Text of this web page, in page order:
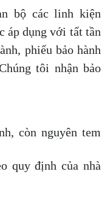
bộ các linh kiện
áp dụng với tất tần
phiếu bảo hành
tôi nhận bảo
còn nguyên tem
quy định của nhà